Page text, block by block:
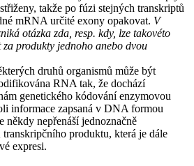
takže po fúzi stejných transkriptů
mRNA určité exony opakovat. V
otázka zda, resp. kdy, lze takovéto
produkty jednoho anebo dvou
druhů organismů může být
RNA tak, že dochází
genetického kódování enzymovou
informace zapsaná v DNA formou
někdy nepřenáší jednoznačně
produktu, která je dále
expresi.